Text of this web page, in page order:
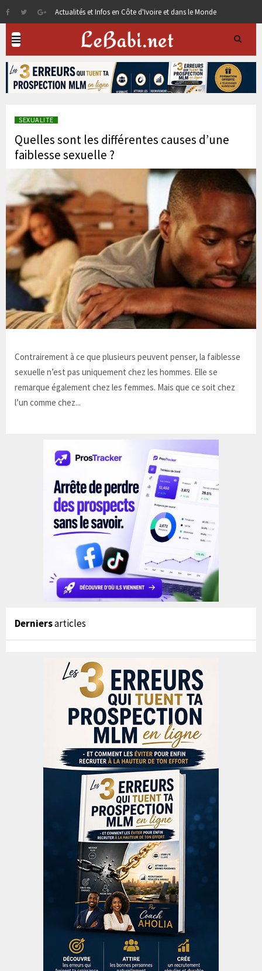
Actualités et Infos en Côte d'Ivoire et dans le Monde
SEXUALITE
Quelles sont les différentes causes d’une
faiblesse sexuelle ?
Contrairement à ce que plusieurs peuvent penser, la faiblesse
sexuelle n’est pas uniquement chez les hommes. Elle se
remarque également chez les femmes. Mais que ce soit chez
l’un comme chez...
Derniersarticles